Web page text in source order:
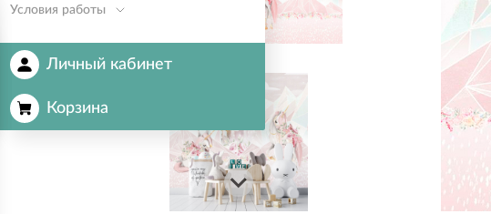
Условия работы
Личный кабинет
Корзина